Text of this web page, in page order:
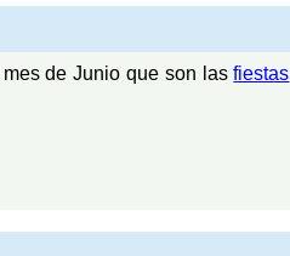
de Junio que son lasfiestas